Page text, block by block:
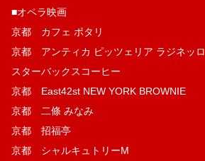
■オペラ映画
京都 カフェ ポタリ
京都 アンティカ ピッツェリア ラジネッロ
スターバックスコーヒー
京都 East42st NEW YORK BROWNIE
京都 二條 みなみ
京都 招福亭
京都 シャルキュトリーM